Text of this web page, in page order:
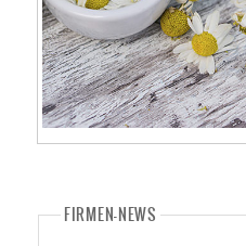
FIRMEN-NEWS